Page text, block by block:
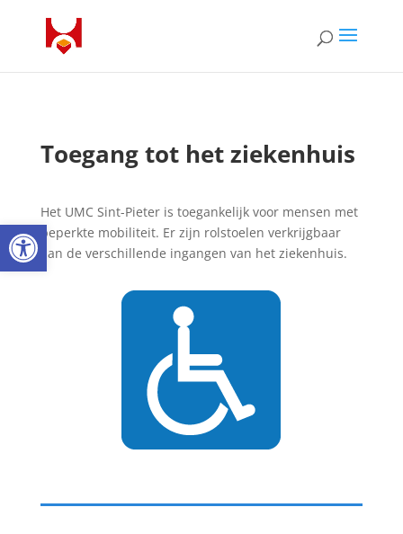
Open toolbar
Toegang tot het ziekenhuis
Het UMC Sint-Pieter is toegankelijk voor mensen met
beperkte mobiliteit. Er zijn rolstoelen verkrijgbaar
aan de verschillende ingangen van het ziekenhuis.